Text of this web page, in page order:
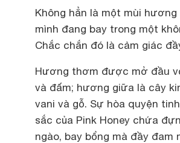
Không hẳn là một mùi
mình đang bay trong một
Chắc chắn đó là cảm giác
Hương thơm được mở đầu
và đấm; hương giữa là cây
vani và gỗ. Sự hòa quyện
sắc của Pink Honey chứa
ngào, bay bổng mà đầy đam